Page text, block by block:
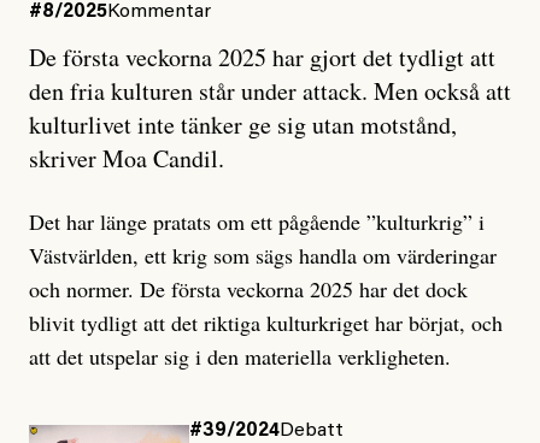
#8/2025Kommentar
De första veckorna 2025 har gjort det tydligt att
den fria kulturen står under attack. Men också att
kulturlivet inte tänker ge sig utan motstånd,
skriver Moa Candil.
Det har länge pratats om ett pågående ”kulturkrig” i
Västvärlden, ett krig som sägs handla om värderingar
och normer. De första veckorna 2025 har det dock
blivit tydligt att det riktiga kulturkriget har börjat, och
att det utspelar sig i den materiella verkligheten.
#39/2024Debatt